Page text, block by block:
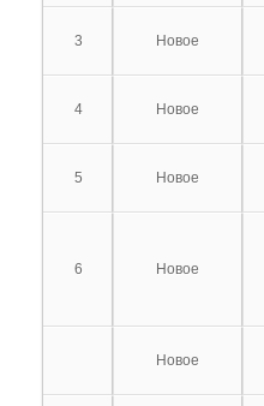
3 Новое
4 Новое
5 Новое
6 Новое
Новое